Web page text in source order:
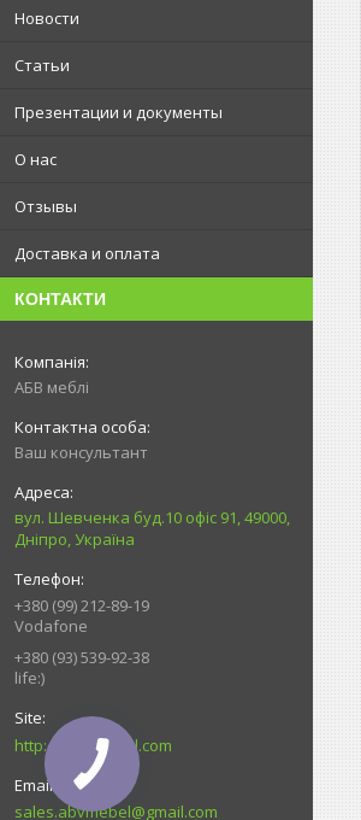
Новости
Статьи
Презентации и документы
О нас
Отзывы
Доставка и оплата
КОНТАКТИ
АБВ меблі
Ваш консультант
вул. Шевченка буд.10 офіс 91, 49000,
Дніпро, Україна
+380 (99) 212-89-19
Vodafone
+380 (93) 539-92-38
life:)
http://ABV-mebel.com
sales.abvmebel@gmail.com